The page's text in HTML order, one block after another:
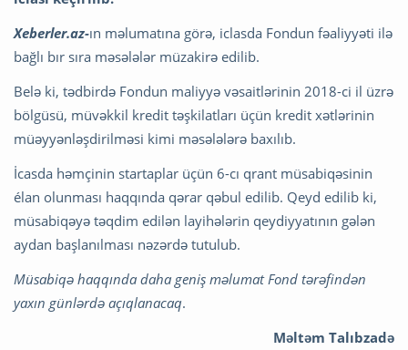
Xeberler.az-ın məlumatına görə, iclasda Fondun fəaliyyəti ilə
bağlı bır sıra məsələlər müzakirə edilib.
Belə ki, tədbirdə Fondun maliyyə vəsaitlərinin 2018-ci il üzrə
bölgüsü, müvəkkil kredit təşkilatları üçün kredit xətlərinin
müəyyənləşdirilməsi kimi məsələlərə baxılıb.
İcasda həmçinin startaplar üçün 6-cı qrant müsabiqəsinin
élan olunması haqqında qərar qəbul edilib. Qeyd edilib ki,
müsabiqəyə təqdim edilən layihələrin qeydiyyatının gələn
aydan başlanılması nəzərdə tutulub.
Müsabiqə haqqında daha geniş məlumat Fond tərəfindən
yaxın günlərdə açıqlanacaq.
Məltəm Talıbzadə